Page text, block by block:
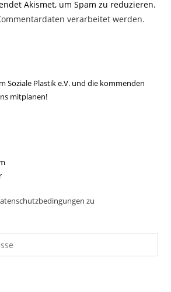
Akismet, um Spam zu reduzieren.
verarbeitet werden.
Soziale Plastik e.V. und die kommenden
mitplanen!
zu